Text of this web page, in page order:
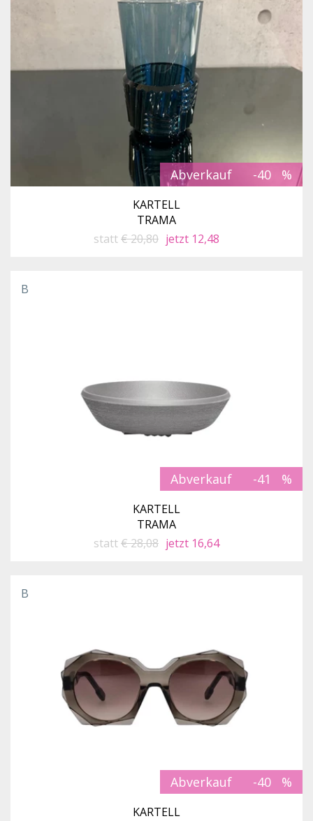
Abverkauf -40
KARTELL
TRAMA
statt€ 20,80 jetzt 12,48
Abverkauf -41
B
KARTELL
TRAMA
statt€ 28,08 jetzt 16,64
Abverkauf -40
B
KARTELL